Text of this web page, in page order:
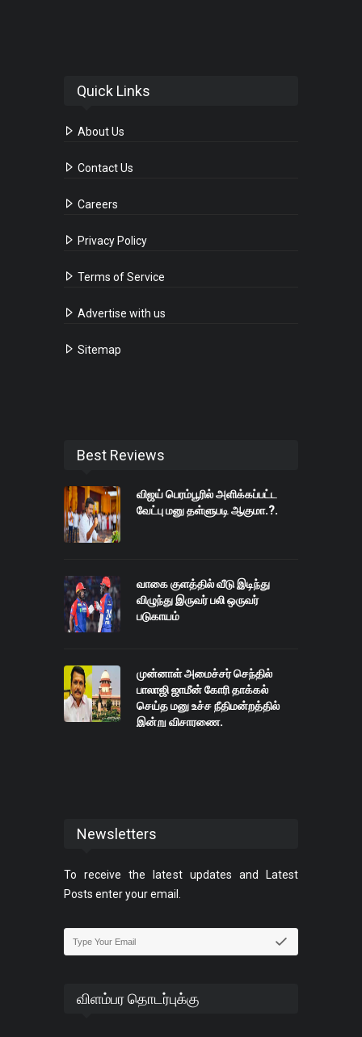
Quick Links
About Us
Contact Us
Careers
Privacy Policy
Terms of Service
Advertise with us
Sitemap
Best Reviews
விஜய் பெரம்பூரில் அளிக்கப்பட்ட
வேட்பு மனு தள்ளுபடி ஆகுமா.?.
வாகை குளத்தில் வீடு இடிந்து
விழுந்து இருவர் பலி ஒருவர்
படுகாயம்
முன்னாள் அமைச்சர் செந்தில்
பாலாஜி ஜாமீன் கோரி தாக்கல்
செய்த மனு உச்ச நீதிமன்றத்தில்
இன்று விசாரணை.
Newsletters
To receive the latest updates and Latest
Posts enter your email.
விளம்பர தொடர்புக்கு